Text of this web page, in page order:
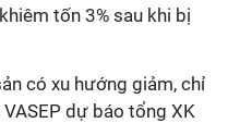
tốn 3% sau khi bị
có xu hướng giảm, chỉ
dự báo tổng XK